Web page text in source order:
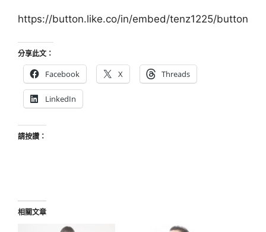
https://button.like.co/in/embed/tenz1225/button
分享此文：
Facebook X Threads
LinkedIn
請按讚：
相關文章